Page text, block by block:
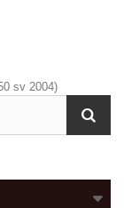
sv 2004)